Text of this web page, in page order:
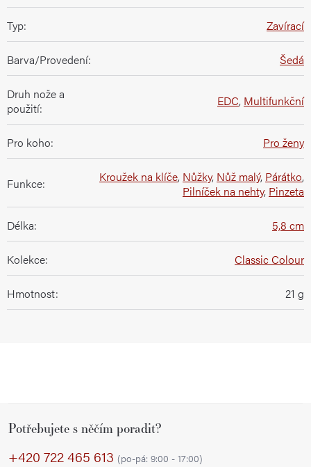
Typ: Zavírací
Barva/Provedení: Šedá
Druh nože a
použití: EDC, Multifunkční
Pro koho: Pro ženy
Funkce: Kroužek na klíče, Nůžky, Nůž malý, Párátko,
Pilníček na nehty, Pinzeta
Délka: 5,8 cm
Kolekce: Classic Colour
Hmotnost: 21 g
Potřebujete s něčím poradit?
+420 722 465 613 (po-pá: 9:00 - 17:00)